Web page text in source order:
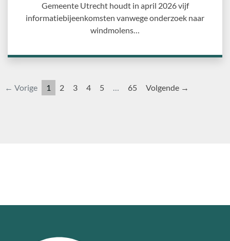
Gemeente Utrecht houdt in april 2026 vijf
informatiebijeenkomsten vanwege onderzoek naar
windmolens…
← Vorige 1 2 3 4 5 … 65 Volgende →